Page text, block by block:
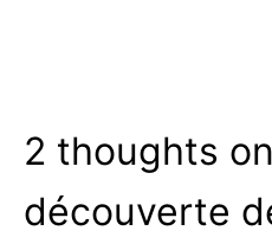
2 thoughts
découverte